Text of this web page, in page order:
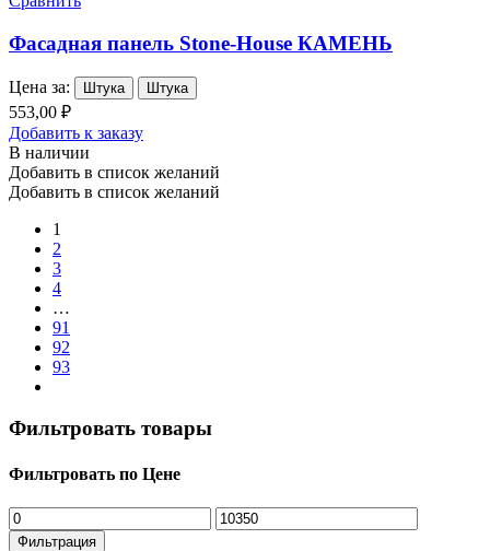
Фасадная панель Stone-House КАМЕНЬ
Цена за: Штука Штука
553,00 ₽
Добавить к заказу
В наличии
Добавить в список желаний
Добавить в список желаний
1
2
3
4
…
91
92
93
Фильтровать товары
Фильтровать по Цене
Минимальная
цена
Максимальная
цена
Фильтрация